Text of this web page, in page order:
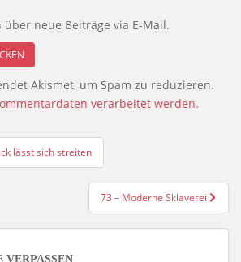
neue Beiträge via E-Mail.
Akismet, um Spam zu reduzieren.
verarbeitet werden.
lässt sich streiten
73 – Moderne Sklaverei
VERPASSEN